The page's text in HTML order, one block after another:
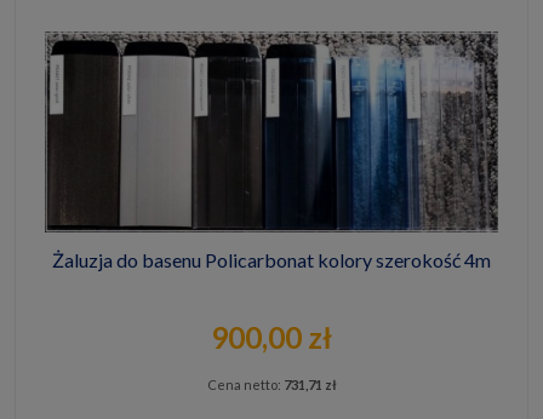
Żaluzja do basenu Policarbonat kolory szerokość 4m
900,00 zł
Cena netto: 731,71 zł